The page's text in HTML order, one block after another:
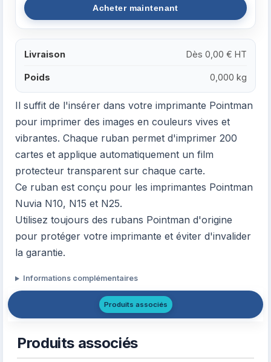
Livraison Dès 0,00 € HT
Poids 0,000 kg
Il suffit de l'insérer dans votre imprimante Pointman
pour imprimer des images en couleurs vives et
vibrantes. Chaque ruban permet d'imprimer 200
cartes et applique automatiquement un film
protecteur transparent sur chaque carte.
Ce ruban est conçu pour les imprimantes Pointman
Nuvia N10, N15 et N25.
Utilisez toujours des rubans Pointman d'origine
pour protéger votre imprimante et éviter d'invalider
la garantie.
Informations complémentaires
Produits associés
Produits associés